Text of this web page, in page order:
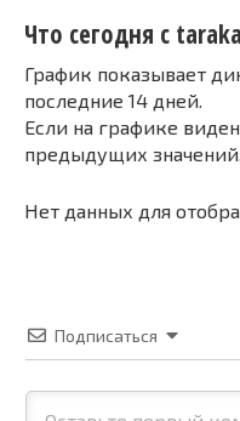
Что сегодня с
График показывает
последние 14 дней.
Если на графике
предыдущих
Нет данных для
Подписаться